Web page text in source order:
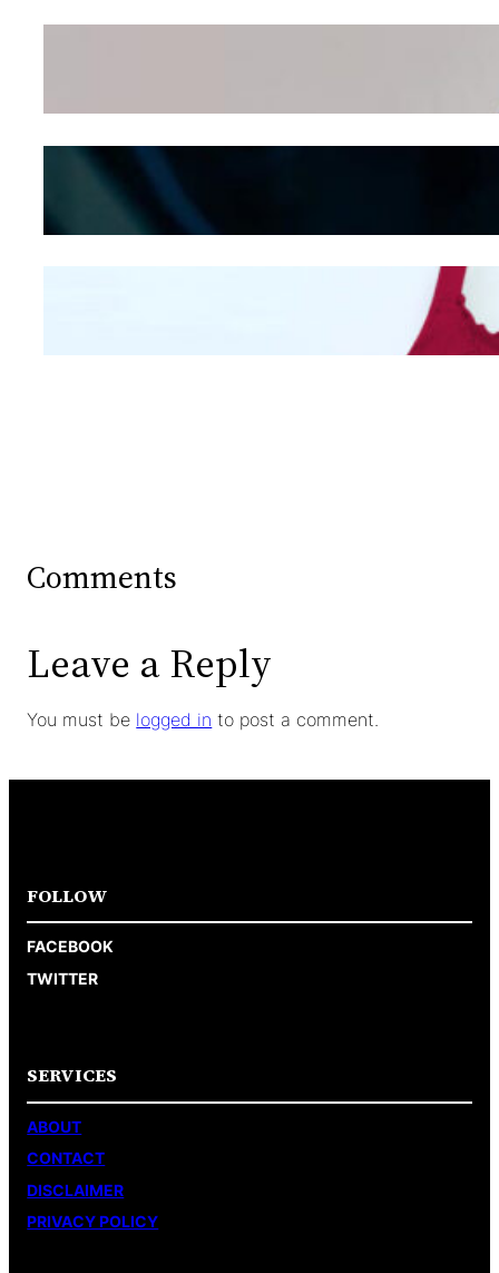
Wanita Pamer Pakaian
Kepribadian
Mengintip Kepribadian
Wanita Dari Warna Bra
Comments
Leave a Reply
You must be logged in to post a comment.
FOLLOW
FACEBOOK
TWITTER
SERVICES
ABOUT
CONTACT
DISCLAIMER
PRIVACY POLICY